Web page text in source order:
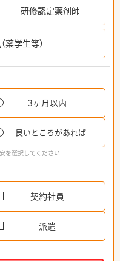
研修認定薬剤師
薬学生等）
3ヶ月以内
良いところがあれば
を選択してください
契約社員
派遣